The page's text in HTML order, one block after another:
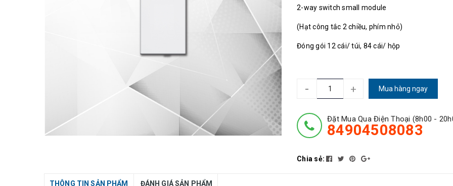
2-way switch small module
(Hạt công tắc 2 chiều, phím nhỏ)
Đóng gói 12 cái/ túi, 84 cái/ hộp
- + Mua hàng ngay
Đặt Mua Qua Điện Thoại (8h00 -
84904508083
Chia sẻ:
THÔNG TIN SẢN PHẨM ĐÁNH GIÁ SẢN PHẨM